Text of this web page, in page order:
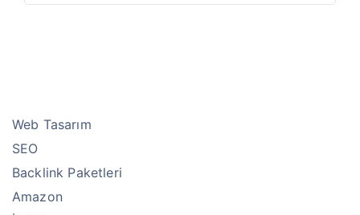
Web Tasarım
SEO
Backlink Paketleri
Amazon